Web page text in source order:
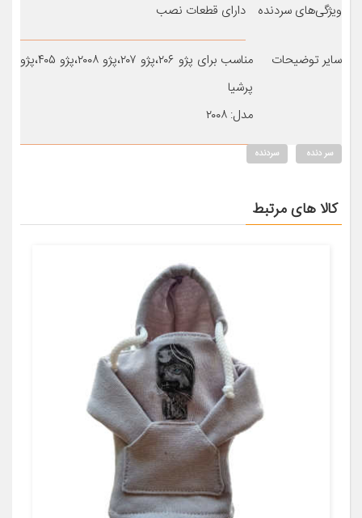
ویژگی‌های سردنده دارای قطعات نصب
سایر توضیحات
مناسب برای پژو ۲۰۶،پژو ۲۰۷،پژو ۲۰۰۸،پژو ۴۰۵،پژو
پرشیا
مدل: ۲۰۰۸
سر دنده سردنده
کالا های مرتبط